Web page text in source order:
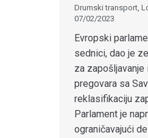
Drumski transport,
07/02/2023
Evropski
sednici, dao je
za zapošljavanje
pregovara sa
reklasifikaciju
Parlament je
ograničavajući